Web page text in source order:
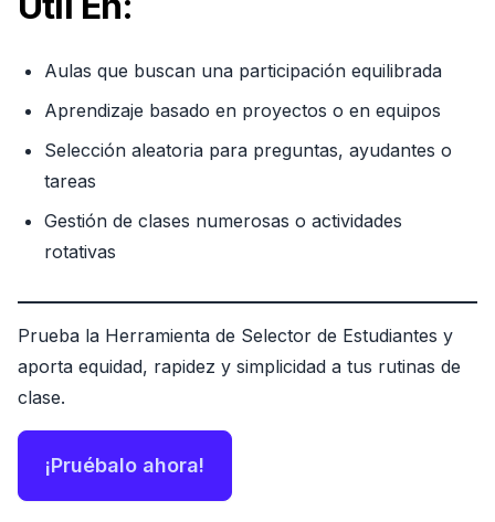
Aulas que buscan una participación equilibrada
Aprendizaje basado en proyectos o en equipos
Selección aleatoria para preguntas, ayudantes o
tareas
Gestión de clases numerosas o actividades
rotativas
Prueba la Herramienta de Selector de Estudiantes y
aporta equidad, rapidez y simplicidad a tus rutinas de
clase.
¡Pruébalo ahora!